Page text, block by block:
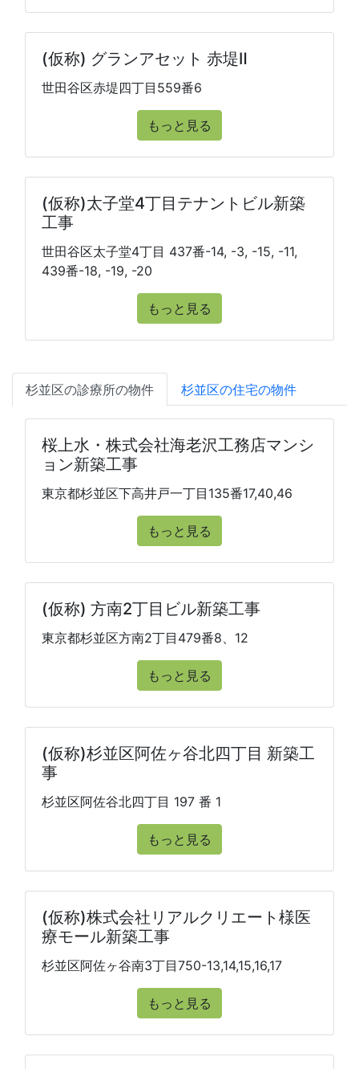
(仮称) グランアセット 赤堤Ⅱ
世田谷区赤堤四丁目559番6
もっと見る
(仮称)太子堂4丁目テナントビル新築
工事
世田谷区太子堂4丁目 437番-14, -3, -15, -11,
439番-18, -19, -20
もっと見る
杉並区の診療所の物件 杉並区の住宅の物件
桜上水・株式会社海老沢工務店マンシ
ョン新築工事
東京都杉並区下高井戸一丁目135番17,40,46
もっと見る
(仮称) 方南2丁目ビル新築工事
東京都杉並区方南2丁目479番8、12
もっと見る
(仮称)杉並区阿佐ヶ谷北四丁目 新築工
事
杉並区阿佐谷北四丁目 197 番 1
もっと見る
(仮称)株式会社リアルクリエート様医
療モール新築工事
杉並区阿佐ヶ谷南3丁目750-13,14,15,16,17
もっと見る